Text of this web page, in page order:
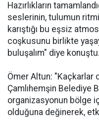
Hazırlıkların
seslerinin, tulumun
karıştığı bu eşsiz
coşkusunu birlikte
buluşalım" diye konuştu.
Ömer Altun: "Kaçkarlar
Çamlıhemşin Belediye
organizasyonun bölge
olduğuna değinerek,